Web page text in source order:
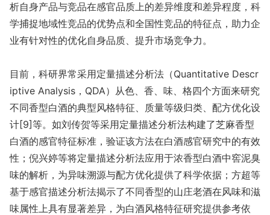
析自身产品与竞品在感官品质上的差异维度和差异程度，科
学捕捉地域性竞品的优势点和全国性竞品的特征点，助力企
业有针对性的优化自身品质、提升市场竞争力。
目前，科研界常采用定量描述分析法（Quantitative Descr
iptive Analysis，QDA）从色、香、味、格四个方面来研究
不同香型白酒的典型风格特征、质量等级归类、配方优化设
计[9]等。如刘传贺等采用定量描述分析法构建了芝麻香型
白酒的感官特征标准，验证该方法在白酒感官研究中的有效
性；倪兴婷等将定量描述分析法应用于浓香型白酒中窖泥臭
味的解析，为异味溯源与配方优化提供了科学依据；方超等
基于感官描述分析法揭示了不同香型的山庄老酒在风味和滋
味属性上具有显著差异，为白酒风格特征研究提供参考依